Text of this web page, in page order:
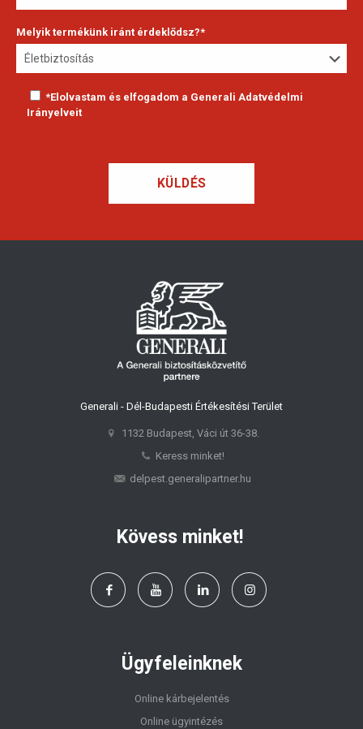
Melyik termékünk iránt érdeklődsz?*
*Elolvastam és elfogadom a Generali Adatvédelmi
Irányelveit
Generali - Dél-Budapesti Értékesítési Terület
1132 Budapest, Váci út 36-38.
Keress minket!
delpest.generalipartner.hu
Kövess minket!
Ügyfeleinknek
Online kárbejelentés
Online ügyintézés